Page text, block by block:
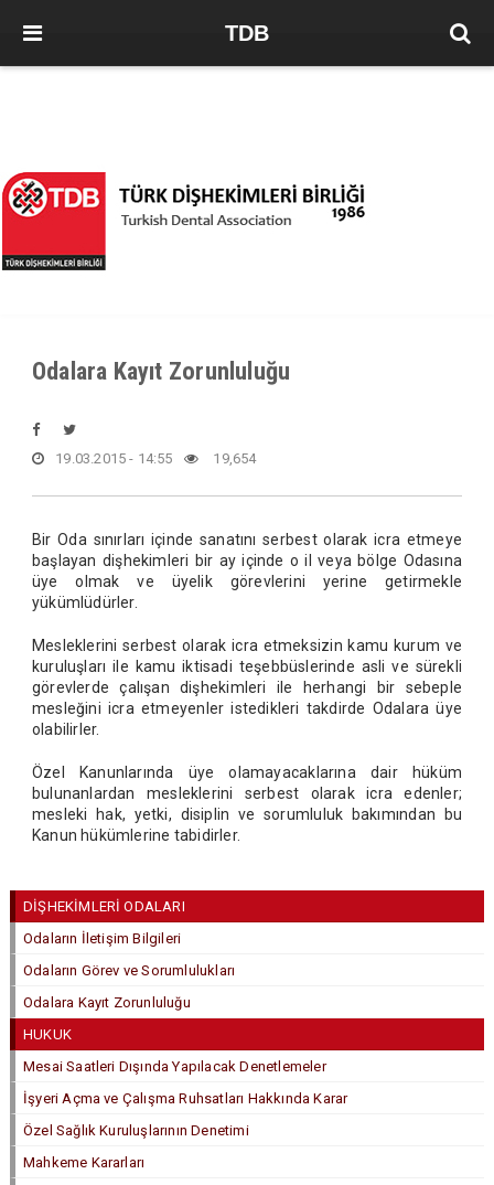
TDB
Odalara Kayıt Zorunluluğu
19.03.2015 - 14:55 19,654
Bir Oda sınırları içinde sanatını serbest olarak icra etmeye
başlayan dişhekimleri bir ay içinde o il veya bölge Odasına
üye olmak ve üyelik görevlerini yerine getirmekle
yükümlüdürler.
Mesleklerini serbest olarak icra etmeksizin kamu kurum ve
kuruluşları ile kamu iktisadi teşebbüslerinde asli ve sürekli
görevlerde çalışan dişhekimleri ile herhangi bir sebeple
mesleğini icra etmeyenler istedikleri takdirde Odalara üye
olabilirler.
Özel Kanunlarında üye olamayacaklarına dair hüküm
bulunanlardan mesleklerini serbest olarak icra edenler;
mesleki hak, yetki, disiplin ve sorumluluk bakımından bu
Kanun hükümlerine tabidirler.
DİŞHEKİMLERİ ODALARI
Odaların İletişim Bilgileri
Odaların Görev ve Sorumlulukları
Odalara Kayıt Zorunluluğu
HUKUK
Mesai Saatleri Dışında Yapılacak Denetlemeler
İşyeri Açma ve Çalışma Ruhsatları Hakkında Karar
Özel Sağlık Kuruluşlarının Denetimi
Mahkeme Kararları